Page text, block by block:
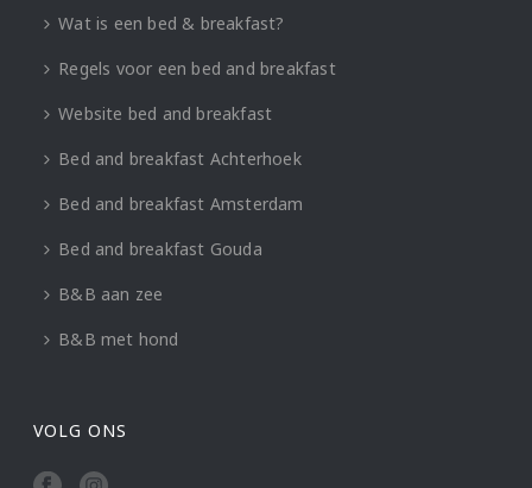
Wat is een bed & breakfast?
Regels voor een bed and breakfast
Website bed and breakfast
Bed and breakfast Achterhoek
Bed and breakfast Amsterdam
Bed and breakfast Gouda
B&B aan zee
B&B met hond
VOLG ONS